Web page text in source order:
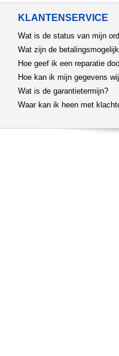
KLANTENSERVICE
Wat is de status van mijn
Wat zijn de
Hoe geef ik een reparatie
Hoe kan ik mijn gegevens
Wat is de garantietermijn?
Waar kan ik heen met